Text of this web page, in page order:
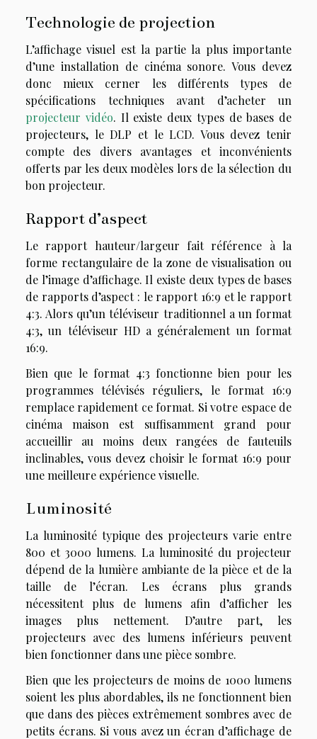
Technologie de projection
L’affichage visuel est la partie la plus importante
d’une installation de cinéma sonore. Vous devez
donc mieux cerner les différents types de
spécifications techniques avant d’acheter un
projecteur vidéo. Il existe deux types de bases de
projecteurs, le DLP et le LCD. Vous devez tenir
compte des divers avantages et inconvénients
offerts par les deux modèles lors de la sélection du
bon projecteur.
Rapport d’aspect
Le rapport hauteur/largeur fait référence à la
forme rectangulaire de la zone de visualisation ou
de l’image d’affichage. Il existe deux types de bases
de rapports d’aspect : le rapport 16:9 et le rapport
4:3. Alors qu’un téléviseur traditionnel a un format
4:3, un téléviseur HD a généralement un format
16:9.
Bien que le format 4:3 fonctionne bien pour les
programmes télévisés réguliers, le format 16:9
remplace rapidement ce format. Si votre espace de
cinéma maison est suffisamment grand pour
accueillir au moins deux rangées de fauteuils
inclinables, vous devez choisir le format 16:9 pour
une meilleure expérience visuelle.
Luminosité
La luminosité typique des projecteurs varie entre
800 et 3000 lumens. La luminosité du projecteur
dépend de la lumière ambiante de la pièce et de la
taille de l’écran. Les écrans plus grands
nécessitent plus de lumens afin d’afficher les
images plus nettement. D’autre part, les
projecteurs avec des lumens inférieurs peuvent
bien fonctionner dans une pièce sombre.
Bien que les projecteurs de moins de 1000 lumens
soient les plus abordables, ils ne fonctionnent bien
que dans des pièces extrêmement sombres avec de
petits écrans. Si vous avez un écran d’affichage de